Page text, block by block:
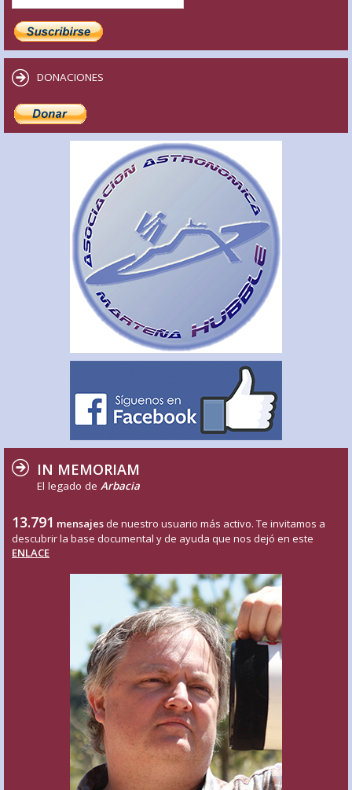
DONACIONES
IN MEMORIAM
El legado de Arbacia
13.791 mensajes de nuestro usuario más activo. Te invitamos a
descubrir la base documental y de ayuda que nos dejó en este
ENLACE